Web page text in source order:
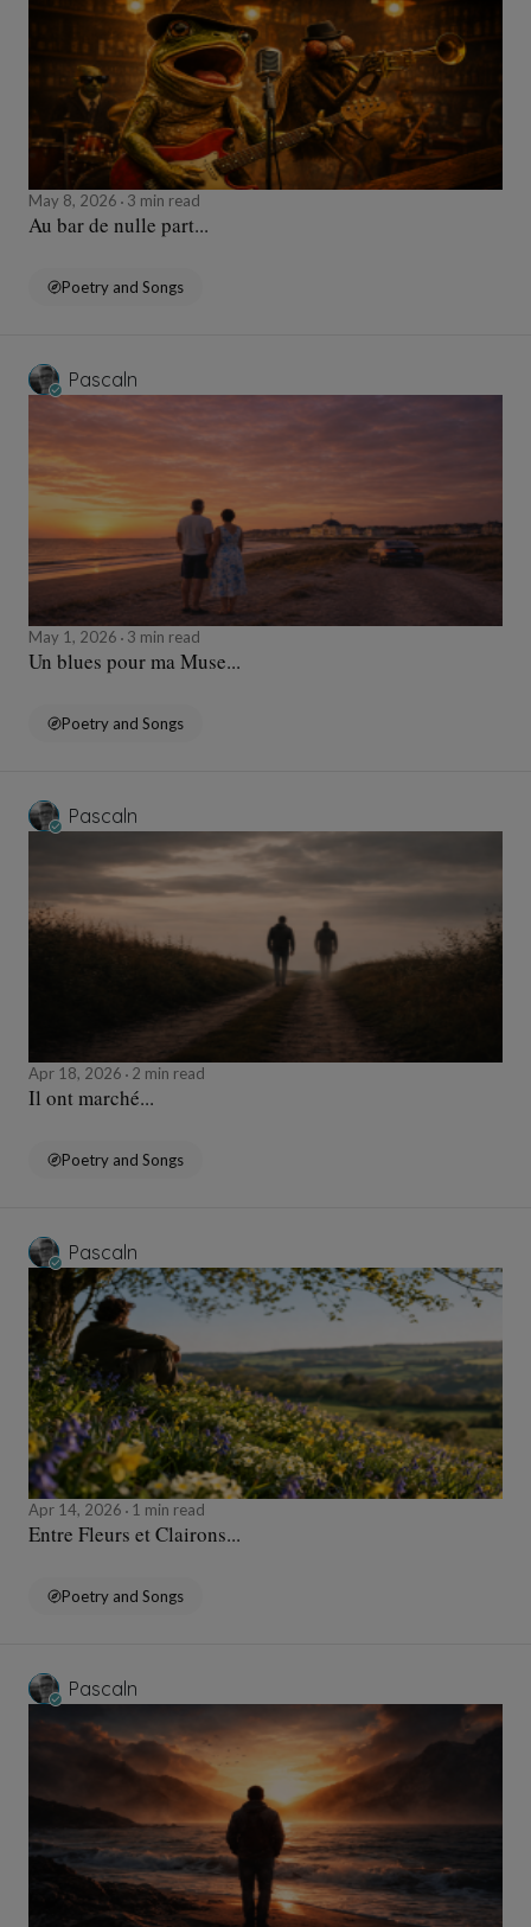
May 8, 2026 3 min read
Au bar de nulle part...
Poetry and Songs
Pascaln
May 1, 2026 3 min read
Un blues pour ma Muse...
Poetry and Songs
Pascaln
Apr 18, 2026 2 min read
Il ont marché...
Poetry and Songs
Pascaln
Apr 14, 2026 1 min read
Entre Fleurs et Clairons...
Poetry and Songs
Pascaln